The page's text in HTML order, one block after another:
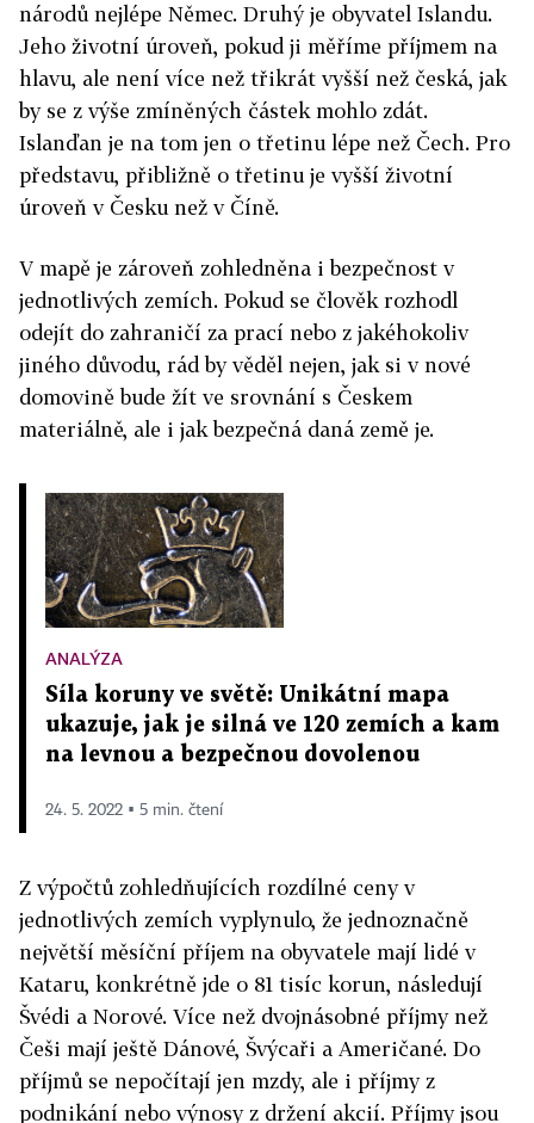
národů nejlépe Němec. Druhý je obyvatel Islandu.
Jeho životní úroveň, pokud ji měříme příjmem na
hlavu, ale není více než třikrát vyšší než česká, jak
by se z výše zmíněných částek mohlo zdát.
Islanďan je na tom jen o třetinu lépe než Čech. Pro
představu, přibližně o třetinu je vyšší životní
úroveň v Česku než v Číně.
V mapě je zároveň zohledněna i bezpečnost v
jednotlivých zemích. Pokud se člověk rozhodl
odejít do zahraničí za prací nebo z jakéhokoliv
jiného důvodu, rád by věděl nejen, jak si v nové
domovině bude žít ve srovnání s Českem
materiálně, ale i jak bezpečná daná země je.
ANALÝZA
Síla koruny ve světě: Unikátní mapa
ukazuje, jak je silná ve 120 zemích a kam
na levnou a bezpečnou dovolenou
24. 5. 2022 ▪ 5 min. čtení
Z výpočtů zohledňujících rozdílné ceny v
jednotlivých zemích vyplynulo, že jednoznačně
největší měsíční příjem na obyvatele mají lidé v
Kataru, konkrétně jde o 81 tisíc korun, následují
Švédi a Norové. Více než dvojnásobné příjmy než
Češi mají ještě Dánové, Švýcaři a Američané. Do
příjmů se nepočítají jen mzdy, ale i příjmy z
podnikání nebo výnosy z držení akcií. Příjmy jsou